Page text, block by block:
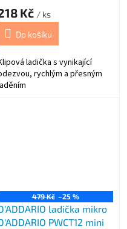
Kč / ks
Do košíku
ladička s vynikající
rychlým a přesným
479 Kč –25 %
ladička mikro
PWCT12 mini